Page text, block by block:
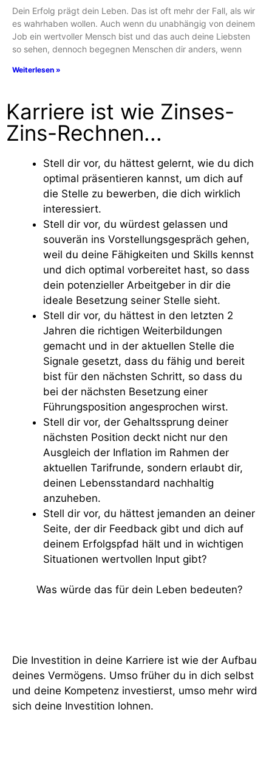
Dein Erfolg prägt dein Leben. Das ist oft mehr der Fall, als wir
es wahrhaben wollen. Auch wenn du unabhängig von deinem
Job ein wertvoller Mensch bist und das auch deine Liebsten
so sehen, dennoch begegnen Menschen dir anders, wenn
Weiterlesen »
Karriere ist wie Zinses-
Zins-Rechnen...
Stell dir vor, du hättest gelernt, wie du dich
optimal präsentieren kannst, um dich auf
die Stelle zu bewerben, die dich wirklich
interessiert.
Stell dir vor, du würdest gelassen und
souverän ins Vorstellungsgespräch gehen,
weil du deine Fähigkeiten und Skills kennst
und dich optimal vorbereitet hast, so dass
dein potenzieller Arbeitgeber in dir die
ideale Besetzung seiner Stelle sieht.
Stell dir vor, du hättest in den letzten 2
Jahren die richtigen Weiterbildungen
gemacht und in der aktuellen Stelle die
Signale gesetzt, dass du fähig und bereit
bist für den nächsten Schritt, so dass du
bei der nächsten Besetzung einer
Führungsposition angesprochen wirst.
Stell dir vor, der Gehaltssprung deiner
nächsten Position deckt nicht nur den
Ausgleich der Inflation im Rahmen der
aktuellen Tarifrunde, sondern erlaubt dir,
deinen Lebensstandard nachhaltig
anzuheben.
Stell dir vor, du hättest jemanden an deiner
Seite, der dir Feedback gibt und dich auf
deinem Erfolgspfad hält und in wichtigen
Situationen wertvollen Input gibt?
Was würde das für dein Leben bedeuten?
Die Investition in deine Karriere ist wie der Aufbau
deines Vermögens. Umso früher du in dich selbst
und deine Kompetenz investierst, umso mehr wird
sich deine Investition lohnen.